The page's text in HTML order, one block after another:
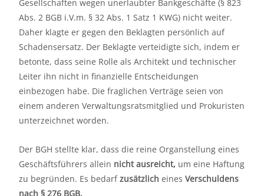
Gesellschaften wegen unerlaubter Bankgeschäfte (§ 823
Abs. 2 BGB i.V.m. § 32 Abs. 1 Satz 1 KWG) nicht weiter.
Daher klagte er gegen den Beklagten persönlich auf
Schadensersatz. Der Beklagte verteidigte sich, indem er
betonte, dass seine Rolle als Architekt und technischer
Leiter ihn nicht in finanzielle Entscheidungen
einbezogen habe. Die fraglichen Verträge seien von
einem anderen Verwaltungsratsmitglied und Prokuristen
unterzeichnet worden.
Der BGH stellte klar, dass die reine Organstellung eines
Geschäftsführers allein nicht ausreicht, um eine Haftung
zu begründen. Es bedarfzusätzlich eines Verschuldens
nach § 276 BGB.